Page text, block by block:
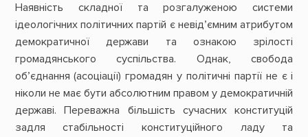
Наявність складної та розгалуженою системи
ідеологічних політичних партій є невід’ємним атрибутом
демократичної держави та ознакою зрілості
громадянського суспільства. Однак, свобода
об’єднання (асоціації) громадян у політичні партії не є і
ніколи не має бути абсолютним правом у демократичній
державі. Переважна більшість сучасних конституцій
задля стабільності конституційного ладу та